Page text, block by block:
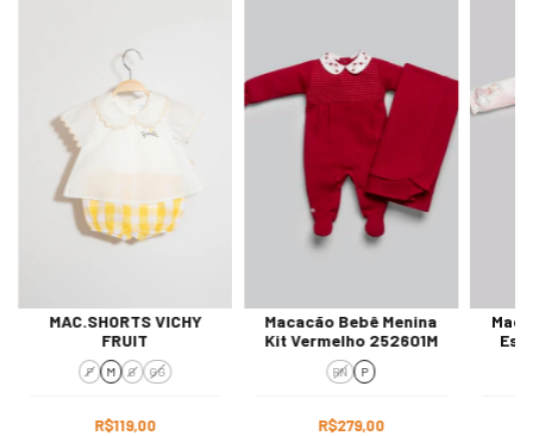
MAC.SHORTS VICHY
FRUIT
P M G GG
R$119,00
Macacão Bebê Menina
Kit Vermelho 252601M
RN P
R$279,00